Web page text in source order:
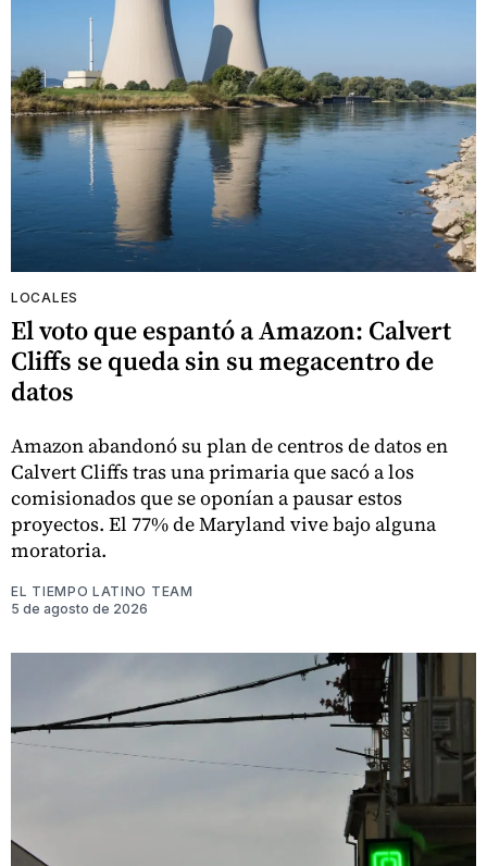
LOCALES
El voto que espantó a Amazon: Calvert
Cliffs se queda sin su megacentro de
datos
Amazon abandonó su plan de centros de datos en
Calvert Cliffs tras una primaria que sacó a los
comisionados que se oponían a pausar estos
proyectos. El 77% de Maryland vive bajo alguna
moratoria.
EL TIEMPO LATINO TEAM
5 de agosto de 2026